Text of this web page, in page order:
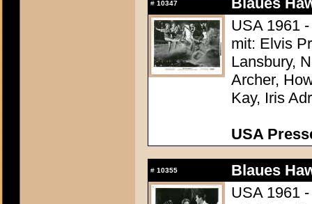
# 10347
USA 1961
mit: Elvis
Lansbury,
Archer,
Kay, Iris
USA
# 10355
Blaues
USA 1961